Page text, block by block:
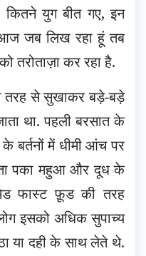
कितने युग बीत गए, इन
जब लिख रहा हूं तब
तरोताज़ा कर रहा है.
तरह से सुखाकर बड़े-बड़े
था. पहली बरसात के
बर्तनों में धीमी आंच पर
पका महुआ और दूध के
फास्ट फ़ूड की तरह
इसको अधिक सुपाच्य
या दही के साथ लेते थे.